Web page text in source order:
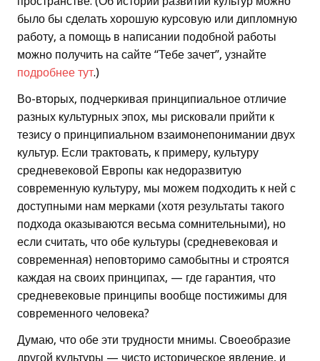
было бы сделать хорошую курсовую или дипломную
работу, а помощь в написании подобной работы
можно получить на сайте “Тебе зачет”, узнайте
подробнее тут.)
Во-вторых, подчеркивая принципиальное отличие
разных культурных эпох, мы рисковали прийти к
тезису о принципиальном взаимонепонимании двух
культур. Если трактовать, к примеру, культуру
средневековой Европы как недоразвитую
современную культуру, мы можем подходить к ней с
доступными нам мерками (хотя результаты такого
подхода оказываются весьма сомнительными), но
если считать, что обе культуры (средневековая и
современная) неповторимо самобытны и строятся
каждая на своих принципах, — где гарантия, что
средневековые принципы вообще постижимы для
современного человека?
Думаю, что обе эти трудности мнимы. Своеобразие
другой культуры — чисто историческое явление, и